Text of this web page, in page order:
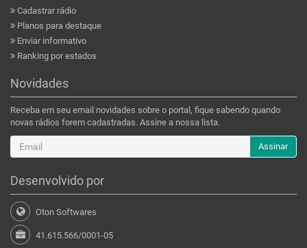
Cadastrar rádio
Planos para destaque
Enviar informativo
Ranking por estados
Novidades
Receba em seu email novidades sobre o portal, fique sabendo quando
novas rádios forem cadastradas. Assine a nossa lista.
Assinar
Desenvolvido por
Oton Softwares
41.615.566/0001-05